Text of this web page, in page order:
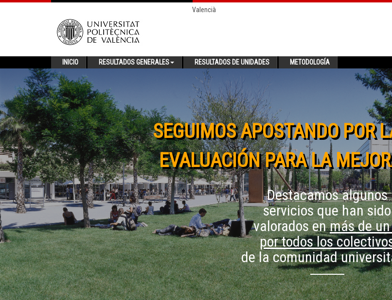
Valencià
INICIO RESULTADOS GENERALES RESULTADOS DE UNIDADES METODOLOGÍA
SEGUIMOS APOSTANDO POR
EVALUACIÓN PARA LA
Destacamos algunos
servicios que han sido
valorados enmás de
por todos los
de la comunidad